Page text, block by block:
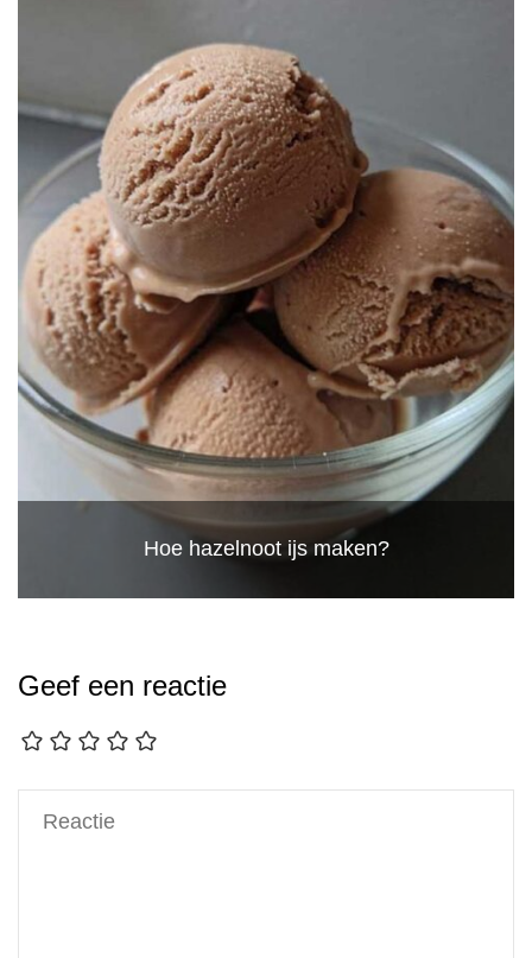
Hoe hazelnoot ijs maken?
Geef een reactie